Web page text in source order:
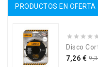
PRODUCTOS EN OFERTA
Disco
7,26 €